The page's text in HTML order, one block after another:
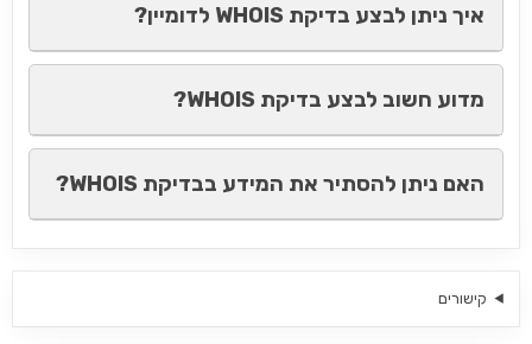
איך ניתן לבצע בדיקת WHOIS לדומיין?
מדוע חשוב לבצע בדיקת WHOIS?
האם ניתן להסתיר את המידע בבדיקת WHOIS?
קישורים